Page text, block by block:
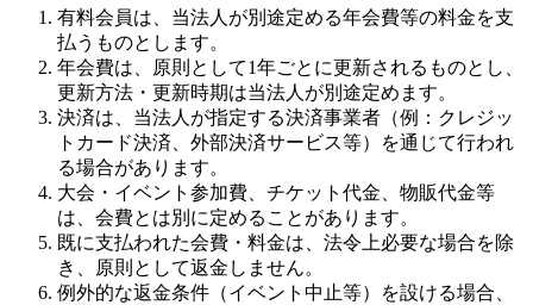
有料会員は、当法人が別途定める年会費等の料金を支
払うものとします。
年会費は、原則として1年ごとに更新されるものとし、
更新方法・更新時期は当法人が別途定めます。
決済は、当法人が指定する決済事業者（例：クレジッ
トカード決済、外部決済サービス等）を通じて行われ
る場合があります。
大会・イベント参加費、チケット代金、物販代金等
は、会費とは別に定めることがあります。
既に支払われた会費・料金は、法令上必要な場合を除
き、原則として返金しません。
例外的な返金条件（イベント中止等）を設ける場合、